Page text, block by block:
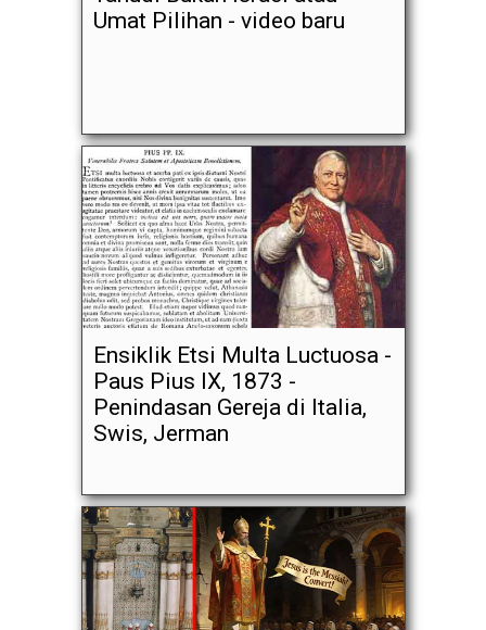
Umat Pilihan - video baru
Ensiklik Etsi Multa Luctuosa -
Paus Pius IX, 1873 -
Penindasan Gereja di Italia,
Swis, Jerman